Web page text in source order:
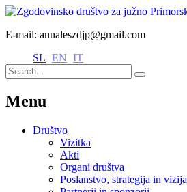
E-mail: annaleszdjp@gmail.com
SL EN IT
Menu
Društvo
Vizitka
Akti
Organi društva
Poslanstvo, strategija in vizija